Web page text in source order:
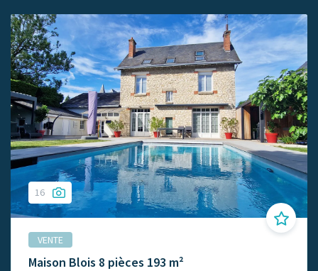
16
VENTE
Maison Blois 8 pièces 193 m²